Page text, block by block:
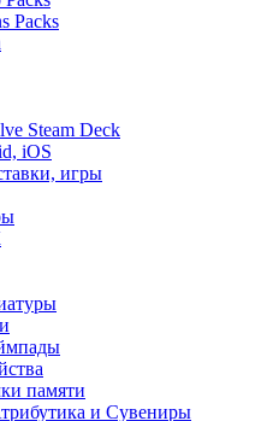
Packs
Steam Deck
iOS
игры
памяти
и Сувениры